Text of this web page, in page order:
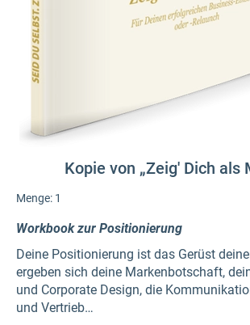
Kopie von „Zeig' Dich als
Menge: 1
Workbook zur Positionierung
Deine Positionierung ist das Gerüst
ergeben sich deine Markenbotschaft,
und Corporate Design, die
und Vertrieb…